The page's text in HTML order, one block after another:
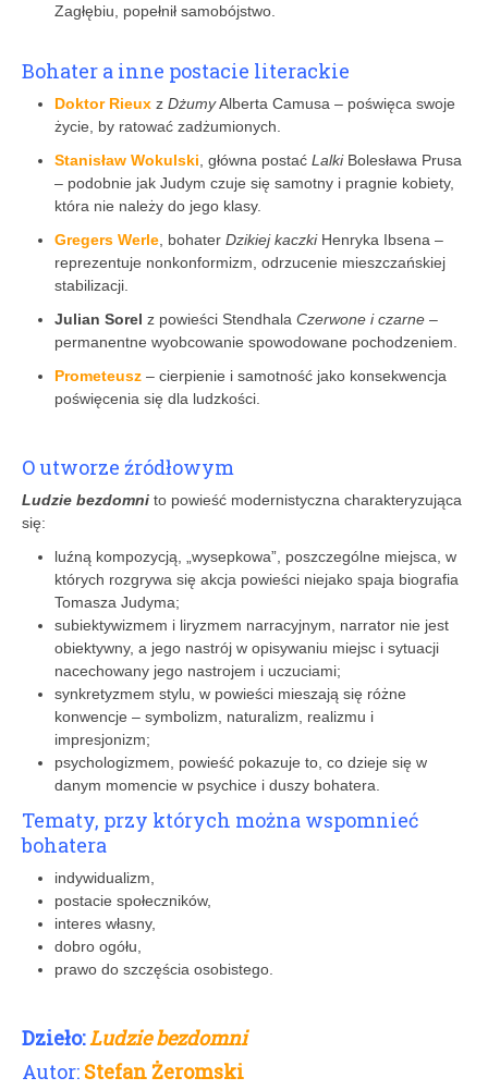
Zagłębiu, popełnił samobójstwo.
Bohater a inne postacie literackie
Doktor Rieux z DżumyAlberta Camusa – poświęca swoje
życie, by ratować zadżumionych.
Stanisław Wokulski , główna postać LalkiBoles­ława Prusa
– podobnie jak Judym czuje się samotny i pragnie kobiety,
która nie należy do jego klasy.
Gregers Werle , bohater Dzikiej kaczkiHenryka Ibsena –
reprezentuje nonkonformizm, odrzucenie mieszczańskiej
stabilizacji.
Julian Sorel z powieści Stendhala Czerwone i czarne –
permanentne wyobcowanie spowodowane pochodzeniem.
Prometeusz – cierpienie i samotność jako konsekwencja
poświęcenia się dla ludzkości.
O utworze źródłowym
Ludzie bezdomni to powieść modernistyczna charakteryzująca
się:
luźną kompozycją, „wysepkowa”, poszczególne miejsca, w
których rozgrywa się akcja powieści niejako spaja biografia
Tomasza Judyma;
subiektywizmem i liryzmem narracyjnym, narrator nie jest
obiektywny, a jego nastrój w opisywaniu miejsc i sytuacji
nacechowany jego nastrojem i uczuciami;
synkretyzmem stylu, w powieści mieszają się różne
konwencje – symbolizm, naturalizm, realizmu i
impresjonizm;
psychologizmem, powieść pokazuje to, co dzieje się w
danym momencie w psychice i duszy bohatera.
Tematy, przy których można wspomnieć
bohatera
indywidualizm,
postacie społeczników,
interes własny,
dobro ogółu,
prawo do szczęścia osobistego.
Dzieło:Ludzie bezdomni
Autor: Stefan Żeromski